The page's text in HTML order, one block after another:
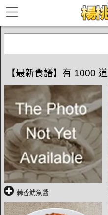
【最新食譜】有 1000
蒜香魷魚醬